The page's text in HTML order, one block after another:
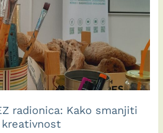
radionica: Kako smanjiti